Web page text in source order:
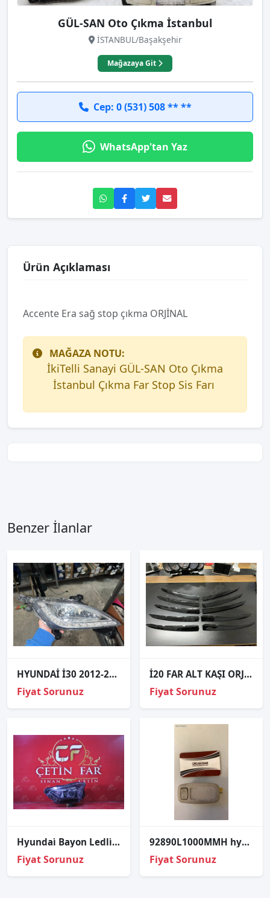
GÜL-SAN Oto Çıkma İstanbul
İSTANBUL/Başakşehir
Mağazaya Git
Cep: 0 (531) 508 ** **
WhatsApp'tan Yaz
Ürün Açıklaması
Accente Era sağ stop çıkma ORJİNAL
MAĞAZA NOTU:
İkiTelli Sanayi GÜL-SAN Oto Çıkma
İstanbul Çıkma Far Stop Sis Farı
Benzer İlanlar
HYUNDAİ İ30 2012-2015 LEDLİ SAĞ SİS FAR
Fiyat Sorunuz
İ20 FAR ALT KAŞI ORJİNAL 86597Q0GB0 86598Q0GB0
Fiyat Sorunuz
Hyundai̇ Bayon Ledli̇ Sol Far Çıkma Orj 92101-q0500
Fiyat Sorunuz
92890L1000MMH hyundai tucson sol güneşlik tavan lambası
Fiyat Sorunuz